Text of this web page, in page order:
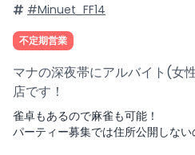
#Minuet_FF14
不定期営業
マナの深夜帯にアルバイト(女
店です！
雀卓もあるので麻雀も可能！
パーティー募集では住所公開しな